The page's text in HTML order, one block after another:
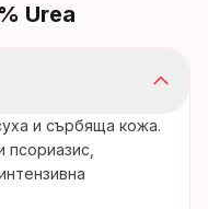
Urea
и сърбяща кожа.